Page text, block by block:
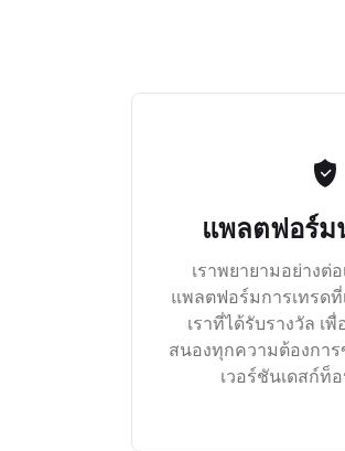
แพลตฟอร์ม
เราพยายามอย่างต่
แพลตฟอร์มการเทรด
เราที่ได้รับรางวัล เ
สนองทุกความต้องกา
เวอร์ชันเดสก์ท็